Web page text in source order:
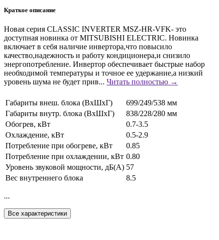
Краткое описание
Новая серия CLASSIC INVERTER MSZ-HR-VFK- это
доступная новинка от MITSUBISHI ELECTRIC. Новинка
включает в себя наличие инвертора,что повысило
качество,надежность и работу кондиционера,и снизило
энергопотребление. Инвертор обеспечивает быстрые набор
необходимой температуры и точное ее удержание,а низкий
уровень шума не будет прив... Читать полностью →
Габариты внеш. блока (ВxШxГ)
699/249/538 мм
Габариты внутр. блока (ВxШxГ)
838/228/280 мм
Обогрев, кВт
0.7-3.5
Охлаждение, кВт
0.5-2.9
Потребление при обогреве, кВт
0.85
Потребление при охлаждении, кВт 0.80
Уровень звуковой мощности, дБ(А) 57
Вес внутреннего блока
8.5
...
Все характеристики